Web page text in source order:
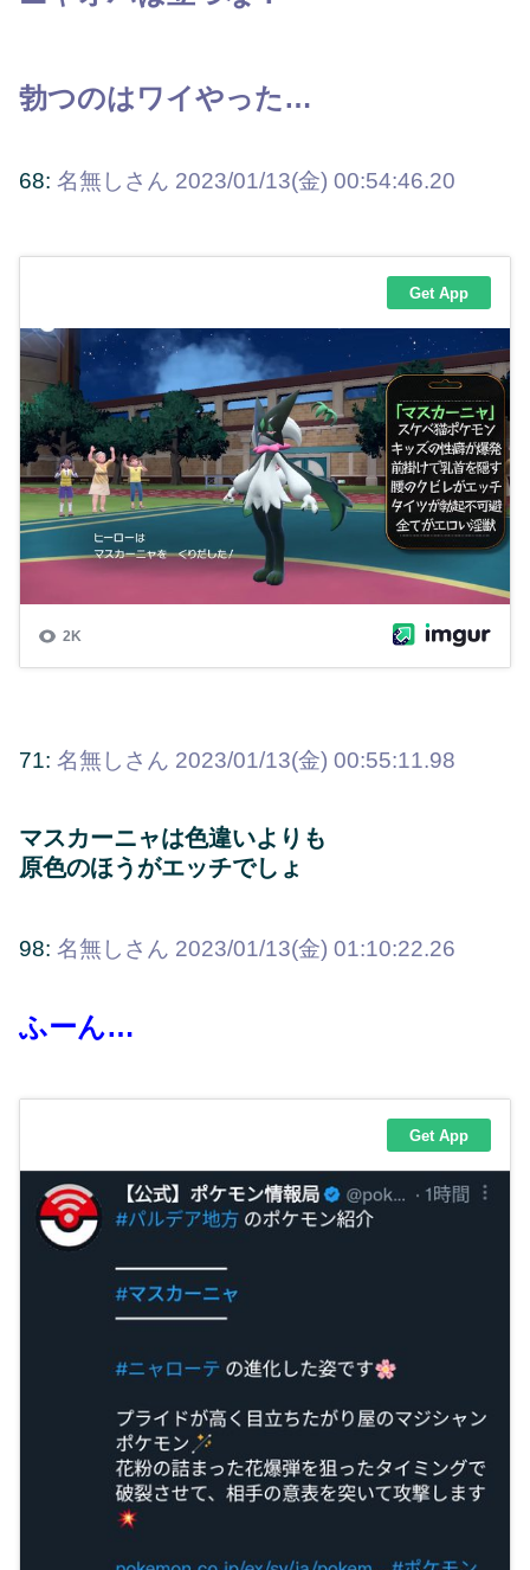
勃つのはワイやった…
68: 名無しさん 2023/01/13(金) 00:54:46.20
71: 名無しさん 2023/01/13(金) 00:55:11.98
マスカーニャは色違いよりも
原色のほうがエッチでしょ
98: 名無しさん 2023/01/13(金) 01:10:22.26
ふーん…